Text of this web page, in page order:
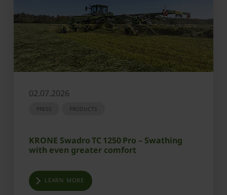
02.07.2026
PRESS PRODUCTS
KRONE Swadro TC 1250 Pro – Swathing
with even greater comfort
LEARN MORE